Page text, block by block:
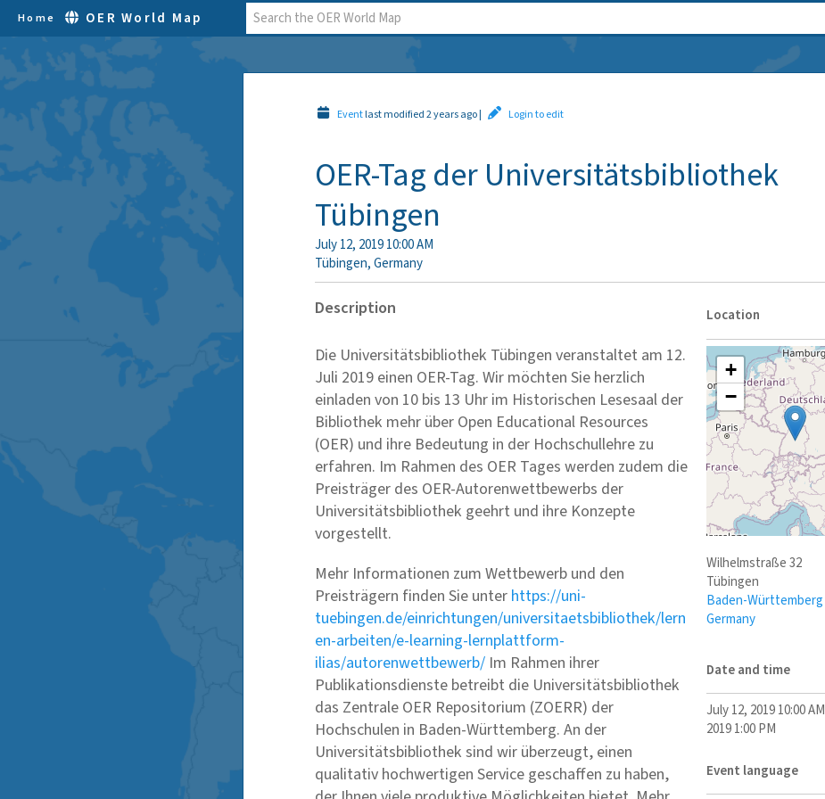
Home OER World Map
Eventlast modified 2 years ago| Login to edit
OER-Tag der Universitätsbibliothek
Tübingen
July 12, 2019 10:00 AM
Tübingen,Germany
Description
Die Universitätsbibliothek Tübingen veranstaltet am 12.
Juli 2019 einen OER-Tag. Wir möchten Sie herzlich
einladen von 10 bis 13 Uhr im Historischen Lesesaal der
Bibliothek mehr über Open Educational Resources
(OER) und ihre Bedeutung in der Hochschullehre zu
erfahren. Im Rahmen des OER Tages werden zudem die
Preisträger des OER-Autorenwettbewerbs der
Universitätsbibliothek geehrt und ihre Konzepte
vorgestellt.
Mehr Informationen zum Wettbewerb und den
Preisträgern finden Sie unter https://uni-
tuebingen.de/einrichtungen/universitaetsbibliothek/lern
en-arbeiten/e-learning-lernplattform-
ilias/autorenwettbewerb/ Im Rahmen ihrer
Publikationsdienste betreibt die Universitätsbibliothek
das Zentrale OER Repositorium (ZOERR) der
Hochschulen in Baden-Württemberg. An der
Universitätsbibliothek sind wir überzeugt, einen
qualitativ hochwertigen Service geschaffen zu haben,
Location
+
−
Wilhelmstraße 32
Tübingen
Baden-Württemberg
Germany
Date and time
July 12, 2019 10:00 AM
2019 1:00 PM
Event language